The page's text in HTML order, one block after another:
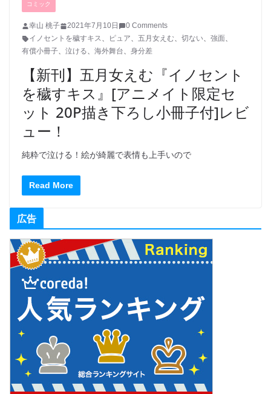
コミック
幸山 桃子 2021年7月10日
0 Comments
イノセントを穢すキス、 ピュア、 五月女えむ、 切ない、 強面、
有償小冊子、 泣ける、 海外舞台、 身分差
【新刊】五月女えむ『イノセント
を穢すキス』[アニメイト限定セ
ット 20P描き下ろし小冊子付]レビ
ュー！
純粋で泣ける！絵が綺麗で表情も上手いので
Read More
広告